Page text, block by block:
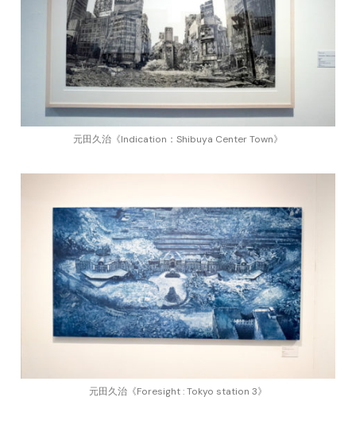
元田久治《Indication：Shibuya Center Town》
元田久治《Foresight : Tokyo station 3》